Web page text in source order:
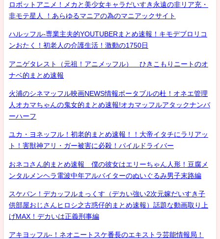
ロボットアニメ！メカと美少女キャラだいすき永遠の非リア充・
非モテ星人 ！あらゆるマニアの為のマニアックサイト
ハルッフル-専業主夫的YOUTUBERまとめ速報！キモデブロリコ
ンおたく！初老人の介護生活！激動の1750日
アニゲタレスト（元祖！アニメッフル） ひきこもりニートのオ
ナベ的まとめ速報
火浦のシネマッフル映画NEWS情報ポータブルの杜！オネエ管理
人オカマちゃんの鬼女的まとめ速報!オカマッフルアタックナンバ
ーハーフ
ユカ・ヨネッフル！初老的まとめ速報！！大帝イタチにラリアッ
ト！害獣神アリ・ガー被害に必殺！パイルドライバー
おネコさん的まとめ速報 僕の彼女はエリーちゃん人形！豆腐メ
ンタルメンヘラ電波中年アルバイターのぬいぐるみ男子末路編
スケバン！デカッフルまっくす（デカい強い2次元嫁だいすき子
供部屋おじさんヒロシ之古惑仔的まとめ速報）話題な動画取り上
げMAX！デカいは正義刑事編
アキヨッフル-！ネオニートスケ番長のエキストラ芸能情報局！